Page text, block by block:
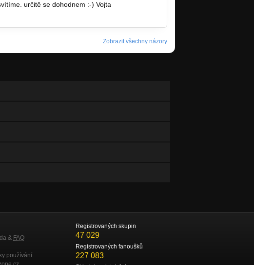
určitě se dohodnem :-) Vojta
Zobrazit všechny názory
& FAQ
používání
Registrovaných skupin
47 029
Registrovaných fanoušků
227 083